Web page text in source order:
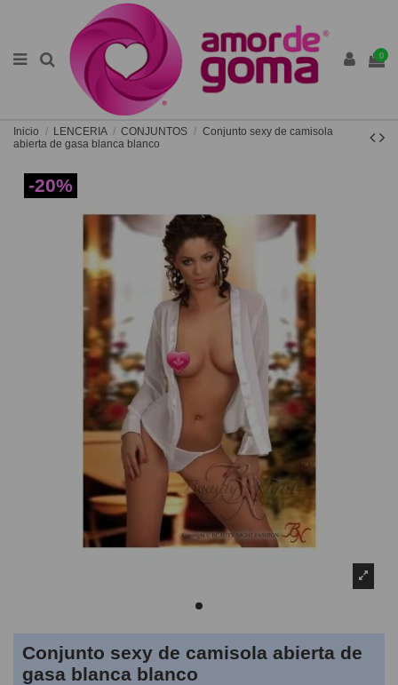
0
Inicio LENCERIA CONJUNTOS
Conjunto sexy de camisola
abierta de gasa blanca blanco
-20%
Conjunto sexy de camisola abierta de
gasa blanca blanco